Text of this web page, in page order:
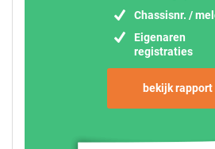
Chassisnr. /
Eigenaren
registraties
bekijk rapport